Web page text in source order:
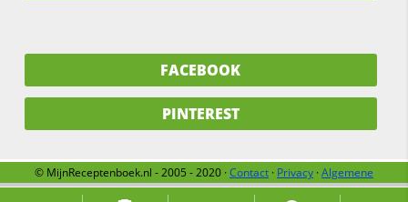
FACEBOOK
PINTEREST
© MijnReceptenboek.nl - 2005 - 2020 ·Contact · Privacy ·Algemene
voorwaarden
Over ons